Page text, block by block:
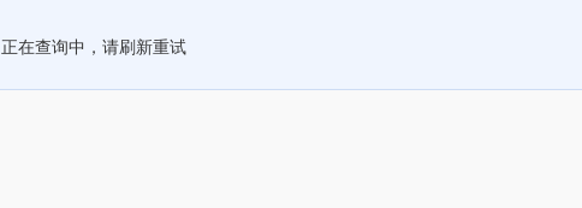
正在查询中，请刷新重试